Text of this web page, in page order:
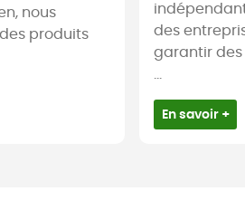
nous
produits
des
garantir
En savoir +